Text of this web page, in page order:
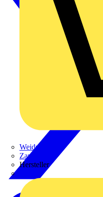
Weidmüller
Zaptec
Hersteller